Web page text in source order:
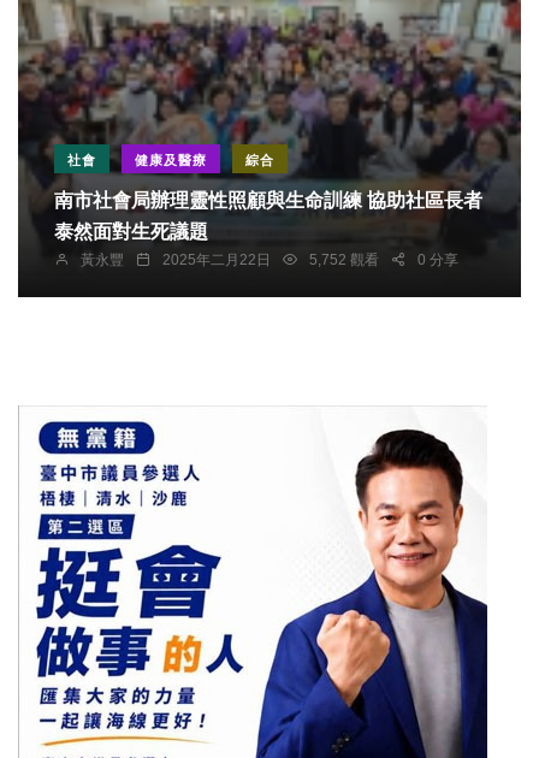
社會 健康及醫療 綜合
南市社會局辦理靈性照顧與生命訓練 協助社區長者
泰然面對生死議題
黃永豐 2025年二月22日 5,752 觀看 0 分享